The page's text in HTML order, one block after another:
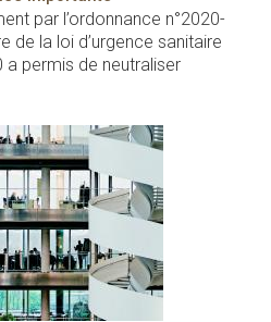
par l’ordonnance n°2020-
de la loi d’urgence sanitaire
a permis de neutraliser